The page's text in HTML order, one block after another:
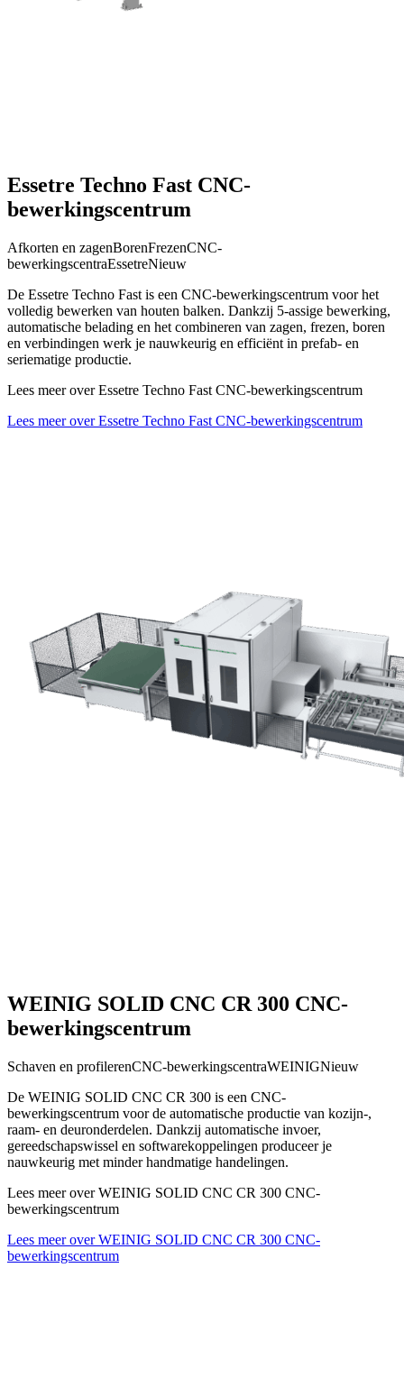
Essetre Techno Fast CNC-
bewerkingscentrum
Afkorten en zagenBorenFrezenCNC-
bewerkingscentraEssetreNieuw
De Essetre Techno Fast is een CNC-bewerkingscentrum voor het
volledig bewerken van houten balken. Dankzij 5-assige bewerking,
automatische belading en het combineren van zagen, frezen, boren
en verbindingen werk je nauwkeurig en efficiënt in prefab- en
seriematige productie.
Lees meer over Essetre Techno Fast CNC-bewerkingscentrum
Lees meer over Essetre Techno Fast CNC-bewerkingscentrum
WEINIG SOLID CNC CR 300 CNC-
bewerkingscentrum
Schaven en profilerenCNC-bewerkingscentraWEINIGNieuw
De WEINIG SOLID CNC CR 300 is een CNC-
bewerkingscentrum voor de automatische productie van kozijn-,
raam- en deuronderdelen. Dankzij automatische invoer,
gereedschapswissel en softwarekoppelingen produceer je
nauwkeurig met minder handmatige handelingen.
Lees meer over WEINIG SOLID CNC CR 300 CNC-
bewerkingscentrum
Lees meer over WEINIG SOLID CNC CR 300 CNC-
bewerkingscentrum